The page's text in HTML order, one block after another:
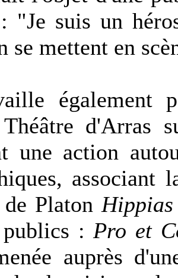
"Je suis un
se mettent en
également
d'Arras
une action
associant
de Platon
: Pro et
auprès